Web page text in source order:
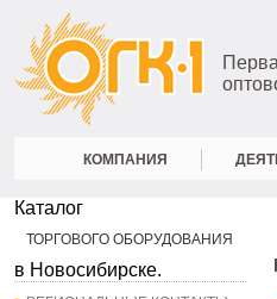
КОМПАНИЯ
Каталог
ТОРГОВОГО ОБОРУДОВАНИЯ
в Новосибирске.